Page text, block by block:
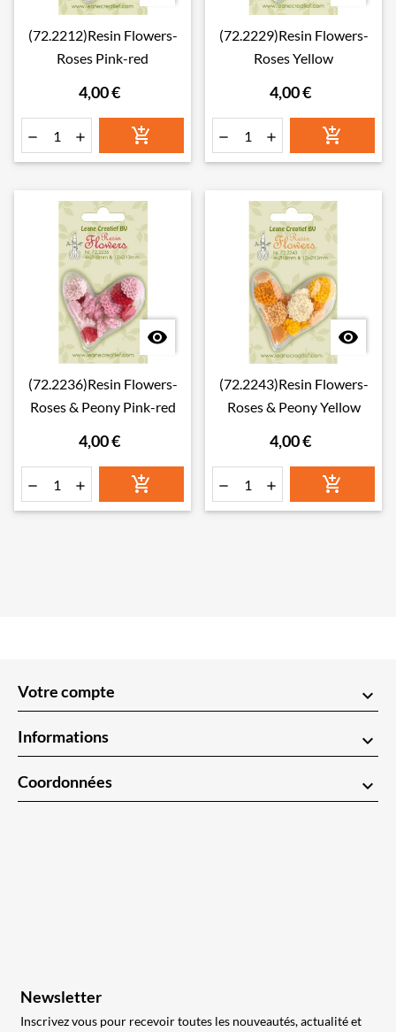
(72.2212)Resin Flowers-
Roses Pink-red
4,00 €
  
(72.2229)Resin Flowers-
Roses Yellow
4,00 €
  

(72.2236)Resin Flowers-
Roses & Peony Pink-red
4,00 €
  

(72.2243)Resin Flowers-
Roses & Peony Yellow
4,00 €
  
Votre compte keyboard_arrow_down
Informations keyboard_arrow_down
Coordonnées keyboard_arrow_down
Newsletter
Inscrivez vous pour recevoir toutes les nouveautés, actualité et